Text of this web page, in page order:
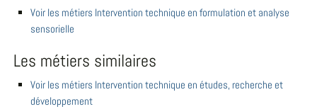
Voir les métiers Intervention technique en formulation et analyse
sensorielle
Les métiers similaires
Voir les métiers Intervention technique en études, recherche et
développement